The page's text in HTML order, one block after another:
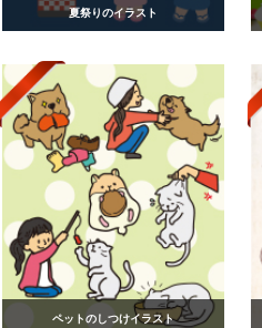
夏祭りのイラスト
ペットのしつけイラスト